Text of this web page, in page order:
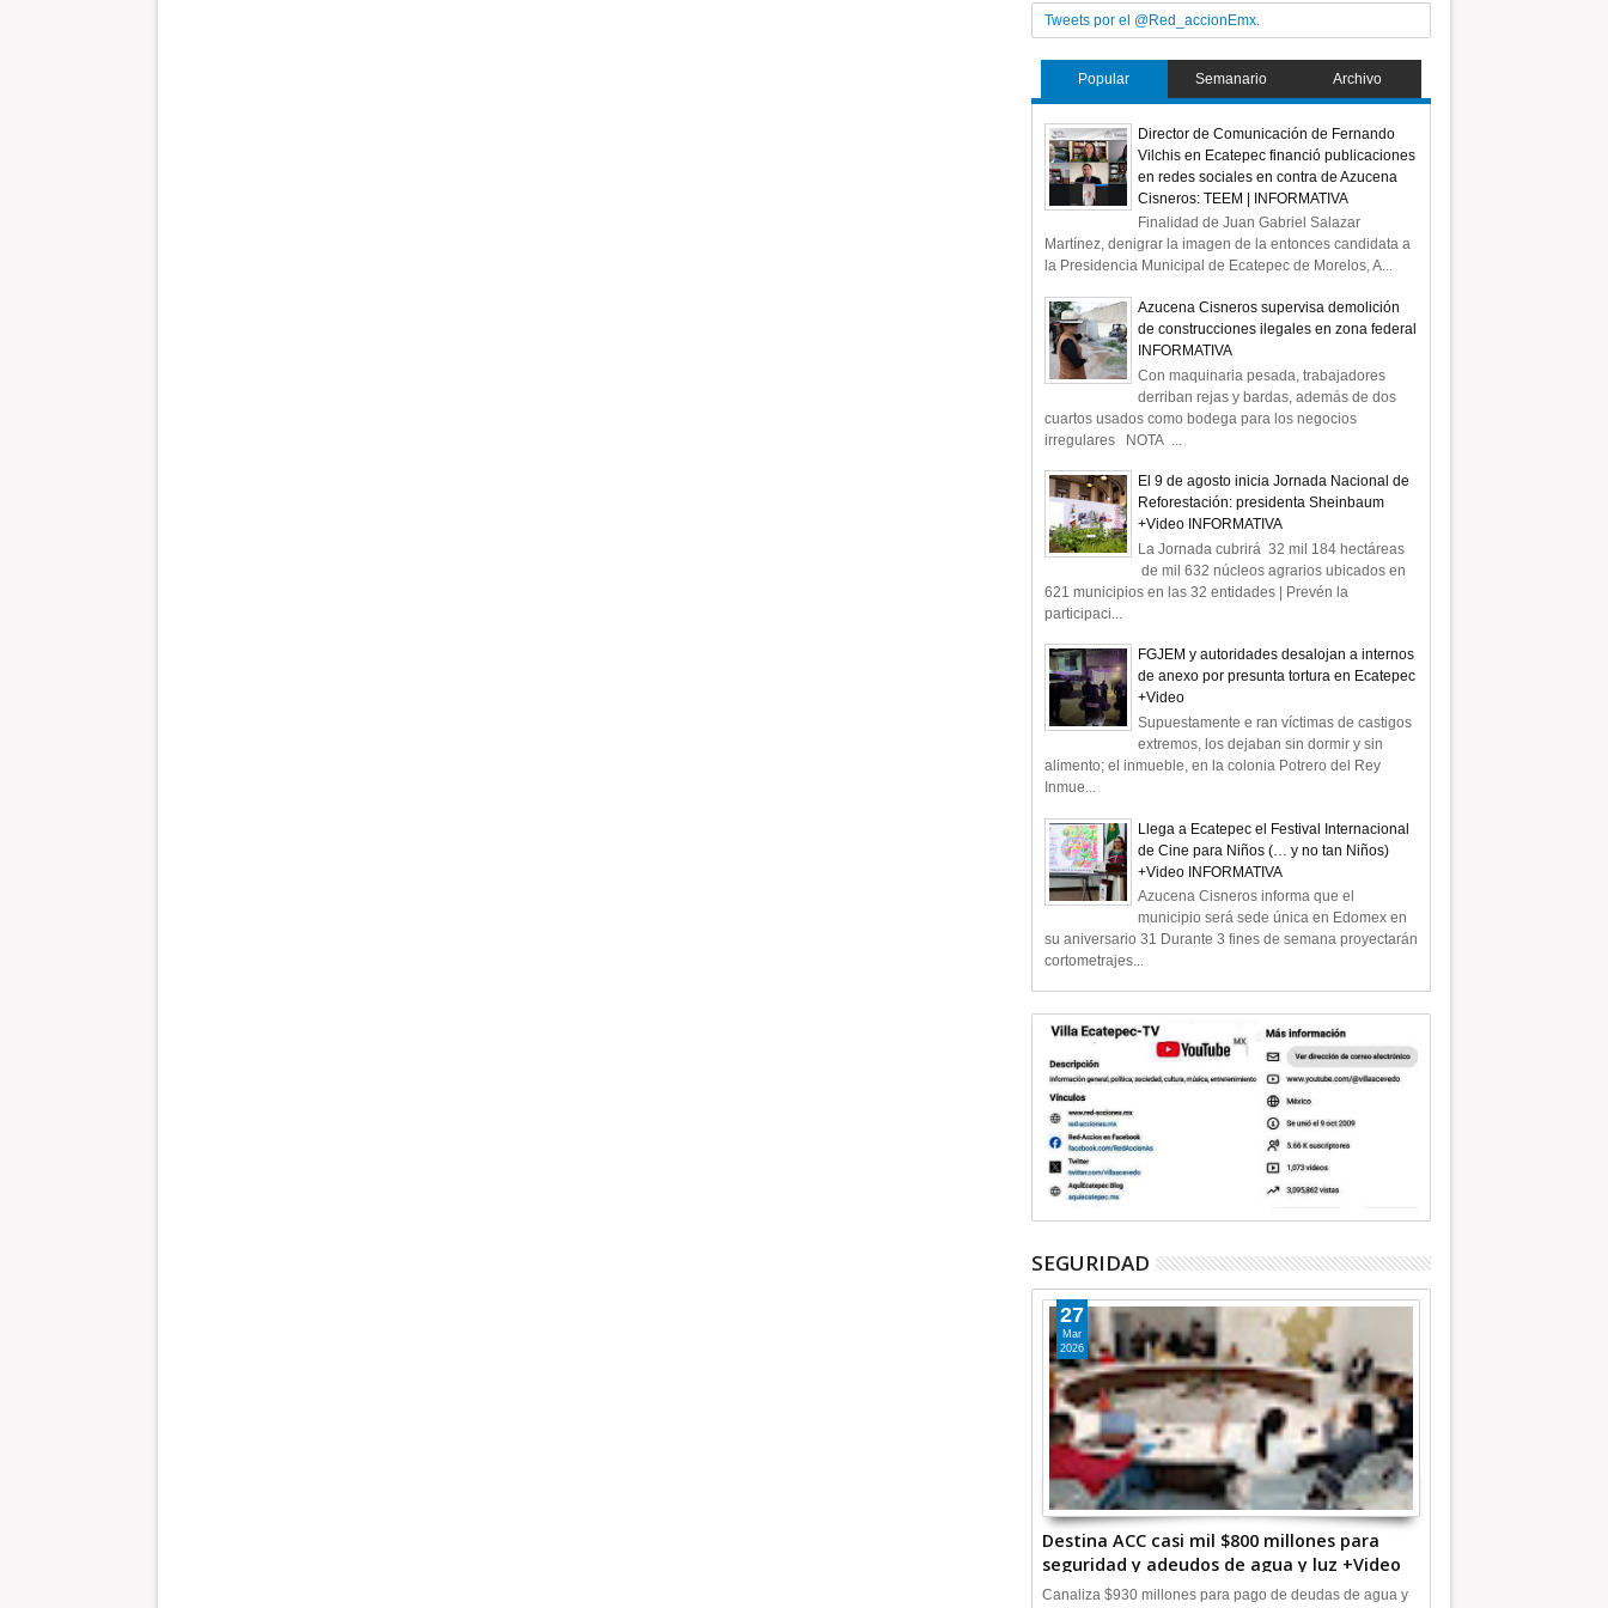
Tweets por el @Red_accionEmx.
Popular Semanario Archivo
Director de Comunicación de Fernando
Vilchis en Ecatepec financió publicaciones
en redes sociales en contra de Azucena
Cisneros: TEEM | INFORMATIVA
Finalidad de Juan Gabriel Salazar
Martínez, denigrar la imagen de la entonces candidata a
la Presidencia Municipal de Ecatepec de Morelos, A...
Azucena Cisneros supervisa demolición
de construcciones ilegales en zona federal
INFORMATIVA
Con maquinaria pesada, trabajadores
derriban rejas y bardas, además de dos
cuartos usados como bodega para los negocios
irregulares NOTA ...
El 9 de agosto inicia Jornada Nacional de
Reforestación: presidenta Sheinbaum
+Video INFORMATIVA
La Jornada cubrirá 32 mil 184 hectáreas
de mil 632 núcleos agrarios ubicados en
621 municipios en las 32 entidades | Prevén la
participaci...
FGJEM y autoridades desalojan a internos
de anexo por presunta tortura en Ecatepec
+Video
Supuestamente e ran víctimas de castigos
extremos, los dejaban sin dormir y sin
alimento; el inmueble, en la colonia Potrero del Rey
Inmue...
Llega a Ecatepec el Festival Internacional
de Cine para Niños (… y no tan Niños)
+Video INFORMATIVA
Azucena Cisneros informa que el
municipio será sede única en Edomex en
su aniversario 31 Durante 3 fines de semana proyectarán
cortometrajes...
SEGURIDAD
Destina ACC casi mil $800 millones para
seguridad y adeudos de agua y luz +Video
27
Mar
2026
Canaliza $930 millones para pago de deudas de agua y